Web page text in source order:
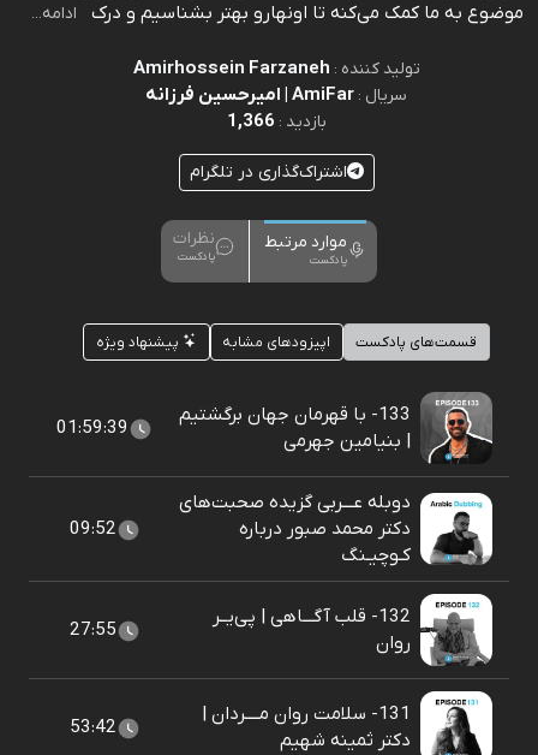
موضوع به ما کمک می‌کنه تا اونهارو بهتر بشناسیم و درک
ادامه...
تولید کننده : Amirhossein Farzaneh
سریال : AmiFar | امیرحسین فرزانه
بازدید : 1,366
اشتراک‌گذاری در تلگرام
موارد مرتبط
پادکست
نظرات
پادکست
قسمت‌های پادکست اپیزودهای مشابه پیشنهاد ویژه
133- با قهرمان جهان برگشتیم
| بنیامین جهرمی
01:59:39
دوبله عـــربی گزیده صحبت‌های
دکتر محمد صبور درباره
کـوچیـنگ
09:52
132- قلب آگـــاهی | پی‌یــر
روان
27:55
131- سلامت روان مــــردان |
دکتر ثمینه شهیم
53:42